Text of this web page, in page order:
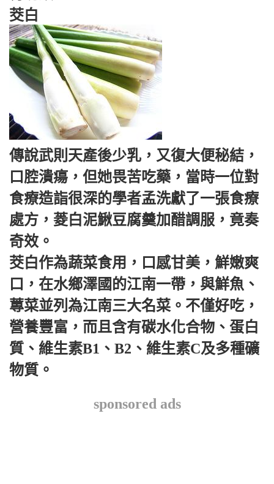
茭白
傳說武則天產後少乳，又復大便秘結，
口腔潰瘍，但她畏苦吃藥，當時一位對
食療造詣很深的學者孟洗獻了一張食療
處方，菱白泥鰍豆腐羹加醋調服，竟奏
奇效。
茭白作為蔬菜食用，口感甘美，鮮嫩爽
口，在水鄉澤國的江南一帶，與鮮魚、
蓴菜並列為江南三大名菜。不僅好吃，
營養豐富，而且含有碳水化合物、蛋白
質、維生素B1、B2、維生素C及多種礦
物質。
sponsored ads